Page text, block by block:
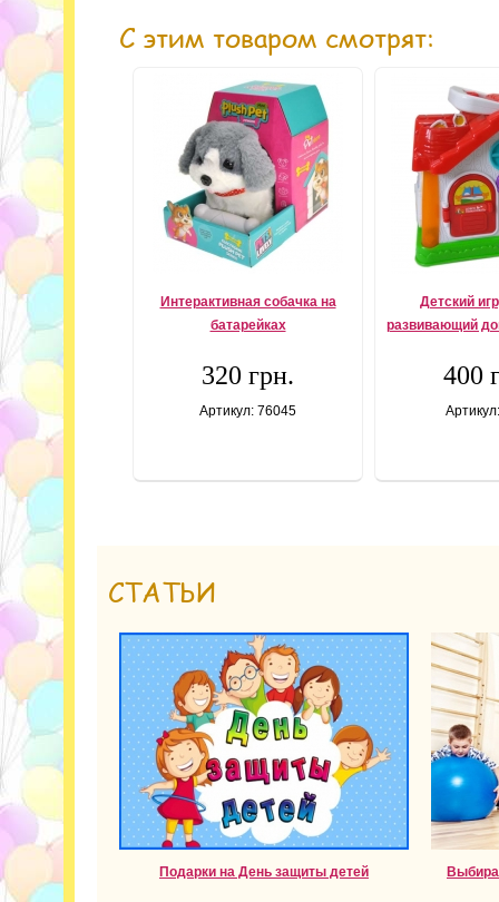
С этим товаром смотрят:
Интерактивная собачка на
батарейках
320 грн.
Артикул: 76045
Детский
развивающий
400
СТАТЬИ
Подарки на День защиты детей